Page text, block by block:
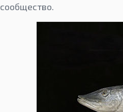
сообщество.